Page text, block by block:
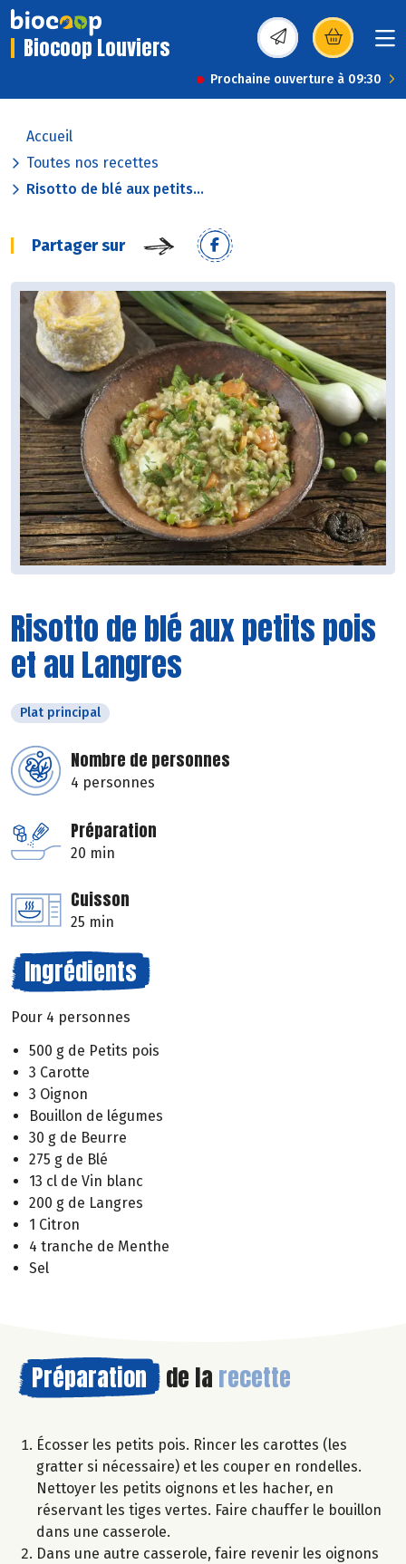
Biocoop Louviers (s’ouvre dans une
Prochaine ouverture à 09:30
Accueil
Toutes nos recettes
Risotto de blé aux petits...
Partager sur
Risotto de blé aux petits pois
et au Langres
Plat principal
Nombre de personnes
4 personnes
Préparation
20 min
Cuisson
25 min
Ingrédients
Pour 4 personnes
500 g de Petits pois
3 Carotte
3 Oignon
Bouillon de légumes
30 g de Beurre
275 g de Blé
13 cl de Vin blanc
200 g de Langres
1 Citron
4 tranche de Menthe
Sel
Préparation de la recette
Écosser les petits pois. Rincer les carottes (les
gratter si nécessaire) et les couper en rondelles.
Nettoyer les petits oignons et les hacher, en
réservant les tiges vertes. Faire chauffer le bouillon
dans une casserole.
Dans une autre casserole, faire revenir les oignons